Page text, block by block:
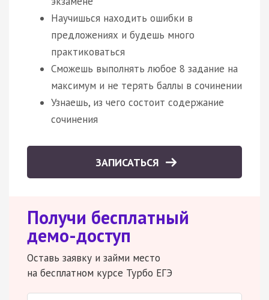
Научишься находить ошибки в
предложениях и будешь много
практиковаться
Сможешь выполнять любое 8 задание на
максимум и не терять баллы в сочинении
Узнаешь, из чего состоит содержание
сочинения
ЗАПИСАТЬСЯ
Получи бесплатный
демо-доступ
Оставь заявку и займи место
на бесплатном курсе Турбо ЕГЭ